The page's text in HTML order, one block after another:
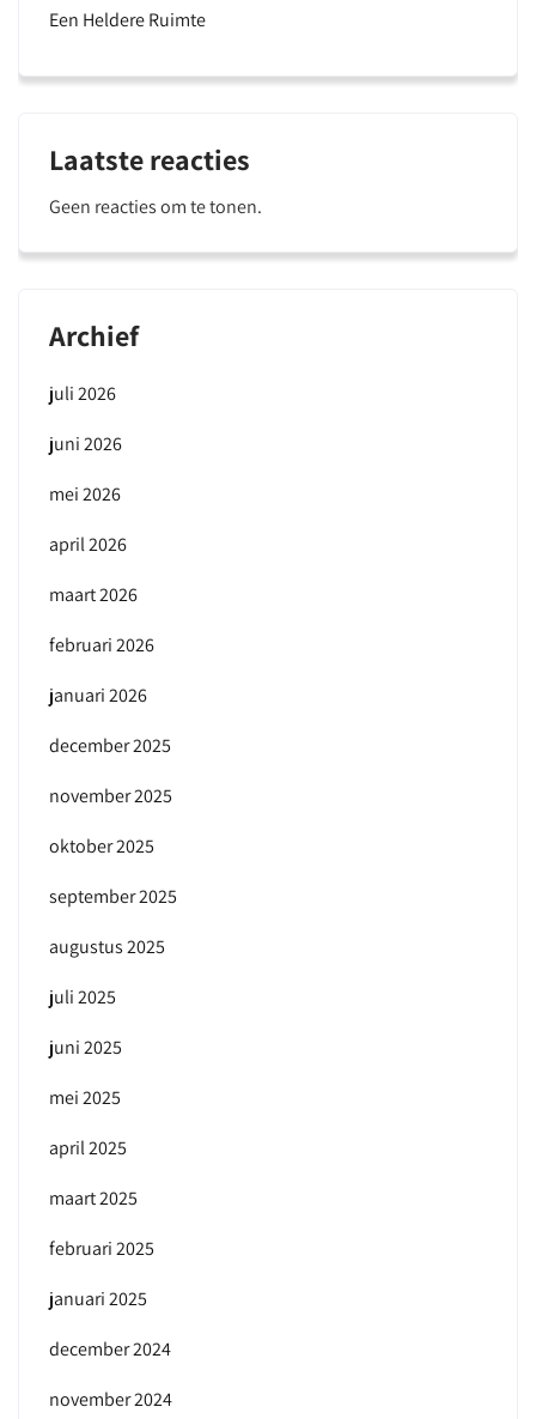
Een Heldere Ruimte
Laatste reacties
Geen reacties om te tonen.
Archief
juli 2026
juni 2026
mei 2026
april 2026
maart 2026
februari 2026
januari 2026
december 2025
november 2025
oktober 2025
september 2025
augustus 2025
juli 2025
juni 2025
mei 2025
april 2025
maart 2025
februari 2025
januari 2025
december 2024
november 2024